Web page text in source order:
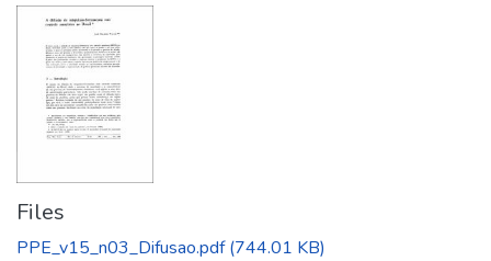
Files
PPE_v15_n03_Difusao.pdf(744.01 KB)